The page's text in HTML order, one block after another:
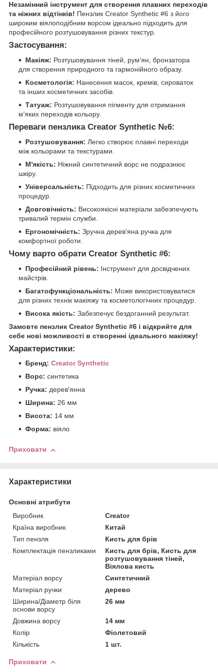
Незамінний інструмент для створення плавних переходів
та ніжних відтінків! Пензлик Creator Synthetic #6 з його
широким віялоподібним ворсом ідеально підходить для
професійного розтушовування різних текстур.
Застосування:
Макіяж: Розтушовування тіней, рум'ян, бронзатора
для створення природного та гармонійного образу.
Косметологія: Нанесення масок, кремів, сироваток
та інших косметичних засобів.
Татуаж: Розтушовування пігменту для отримання
м'яких переходів кольору.
Переваги пензлика Creator Synthetic №6:
Розтушовування: Легко створює плавні переходи
між кольорами та текстурами.
М'якість: Ніжний синтетичний ворс не подразнює
шкіру.
Універсальність: Підходить для різних косметичних
процедур.
Довговічність: Високоякісні матеріали забезпечують
тривалий термін служби.
Ергономічність: Зручна дерев'яна ручка для
комфортної роботи.
Чому варто обрати Creator Synthetic #6:
Професійний рівень: Інструмент для досвідчених
майстрів.
Багатофункціональність: Може використовуватися
для різних технік макіяжу та косметологічних процедур.
Висока якість: Забезпечує бездоганний результат.
Замовте пензлик Creator Synthetic #6 і відкрийте для
себе нові можливості в створенні ідеального макіяжу!
Характеристики:
Бренд: Creator Synthetic
Ворс: синтетика
Ручка: дерев'янна
Ширина: 26 мм
Висота: 14 мм
Форма: віяло
Приховати
Характеристики
Основні атрибути
Виробник
Creator
Країна виробник
Китай
Тип пензля
Кисть для брів
Комплектація пензликами
Кисть для брів, Кисть для
розтушовування тіней,
Віялова кисть
Матеріал ворсу
Синтетичний
Матеріал ручки
дерево
Ширина/Діаметр біля
основи ворсу
26 мм
Довжина ворсу
14 мм
Колір
Фіолетовий
Кількість
1 шт.
Приховати